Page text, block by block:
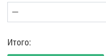
Итого: